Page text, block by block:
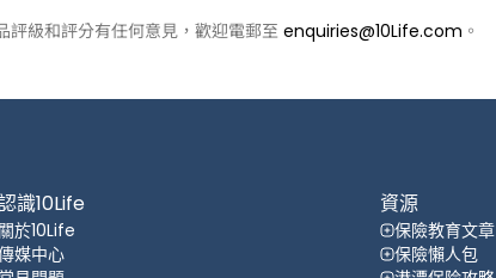
評級和評分有任何意見，歡迎電郵至 enquiries@10Life.com 。
識10Life
關於10Life
媒中心
資源
保險教育文章
保險懶人包